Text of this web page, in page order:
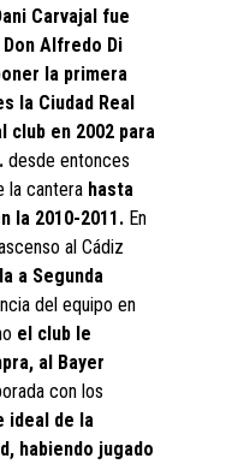
Carvajal fue
Alfredo Di
la primera
la Ciudad Real
club en 2002 para
desde entonces
la cantera hasta
la 2010-2011. En
al Cádiz
a Segunda
del equipo en
el club le
al Bayer
con los
ideal de la
habiendo jugado